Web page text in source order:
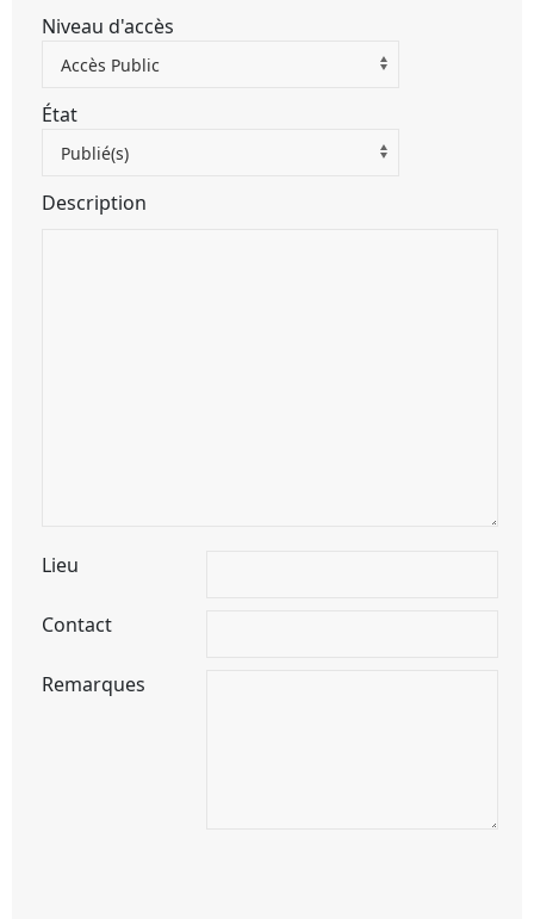
Niveau d'accès
Accès Public
État
Publié(s)
Description
Lieu
Contact
Remarques